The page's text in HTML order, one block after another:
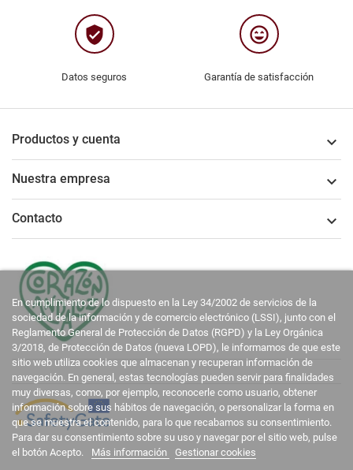
verified_user
Datos seguros
sentiment_very_satisfied
Garantía de satisfacción
Productos y cuenta 
Nuestra empresa 
Contacto 
En cumplimiento de lo dispuesto en la Ley 34/2002 de servicios de la
sociedad de la información y de comercio electrónico (LSSI), junto con el
Reglamento General de Protección de Datos (RGPD) y la Ley Orgánica
3/2018, de Protección de Datos (nueva LOPD), le informamos de que este
sitio web utiliza cookies que almacenan y recuperan información de
navegación. En general, estas tecnologías pueden servir para finalidades
muy diversas, como, por ejemplo, reconocerle como usuario, obtener
información sobre sus hábitos de navegación, o personalizar la forma en
que se muestra el contenido, para lo que recabamos su consentimiento.
Para dar su consentimiento sobre su uso y navegar por el sitio web, pulse
el botón Acepto.
Más información Gestionar cookies